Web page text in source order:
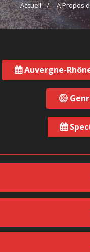
Accueil A Propos
Auvergne-